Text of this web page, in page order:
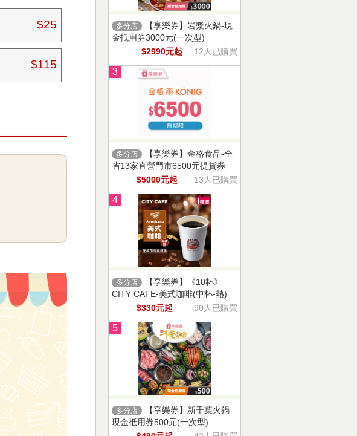
$25
$115
多分店
【享樂券】岩漿火鍋-現
金抵用券3000元(一次型)
$2990元起
12人已購買
3
多分店
【享樂券】金格食品-全
省13家直營門市6500元提貨券
$5000元起
13人已購買
4
多分店
【享樂券】《10杯》
CITY CAFE-美式咖啡(中杯-熱)
$330元起
90人已購買
5
多分店
【享樂券】新千葉火鍋-
現金抵用券500元(一次型)